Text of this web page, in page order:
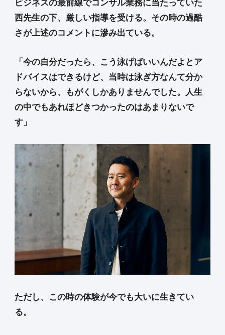
西先生の下、厳しい指導を受ける。その時の過酷
さが上述のコメントに滲み出ている。
「今の自分だったら、こう泳げばいいんだよとア
ドバイスはできるけど、当時は泳ぎ方なんて分か
らないから、もがくしかありませんでした。人生
の中でもあれほどきつかったのはあまりないで
す」
ただし、この時の体験が今でも大いに生きてい
る。